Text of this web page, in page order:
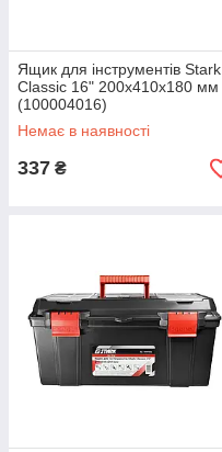
Ящик для інструментів Stark
Classic 16" 200x410x180 мм
(100004016)
Немає в наявності
337 ₴